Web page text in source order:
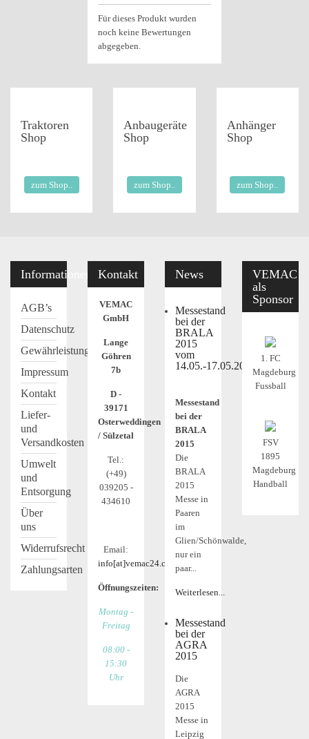
Für dieses Produkt wurden
noch keine Bewertungen
abgegeben.
Traktoren
Shop
zum Shop..
Anbaugeräte
Shop
zum Shop..
Anhänger
Shop
zum Shop..
Informationen
AGB’s
Datenschutz
Gewährleistung
Impressum
Kontakt
Liefer-
und
Versandkosten
Umwelt
und
Entsorgung
Über
uns
Widerrufsrecht
Zahlungsarten
Kontakt
VEMAC
GmbH
Lange
Göhren
7b
D -
39171
Osterweddingen
/ Sülzetal
Tel.:
(+49)
039205 -
434610
Email:
info[at]vemac24.com
Öffnungszeiten:
Montag -
Freitag
08:00 -
15:30
Uhr
News
Messestand
bei der
BRALA
2015
vom
14.05.-17.05.2015
Messestand
bei der
BRALA
2015
Die
BRALA
2015
Messe in
Paaren
im
Glien/Schönwalde,
nur ein
paar...
Weiterlesen...
Messestand
bei der
AGRA
2015
Die
AGRA
2015
Messe in
Leipzig
VEMAC
als
Sponsor
1. FC
Magdeburg
Fussball
FSV
1895
Magdeburg
Handball